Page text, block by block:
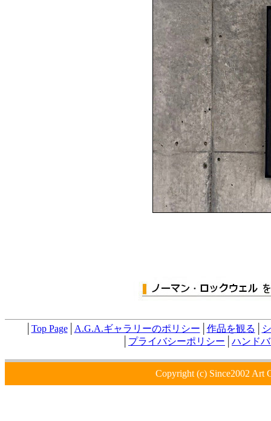
Top Page│ A.G.A.ギャラリーのポリシー 作品を観る
プライバシーポリシー ハンド
Copyright (c) Since2002 Art